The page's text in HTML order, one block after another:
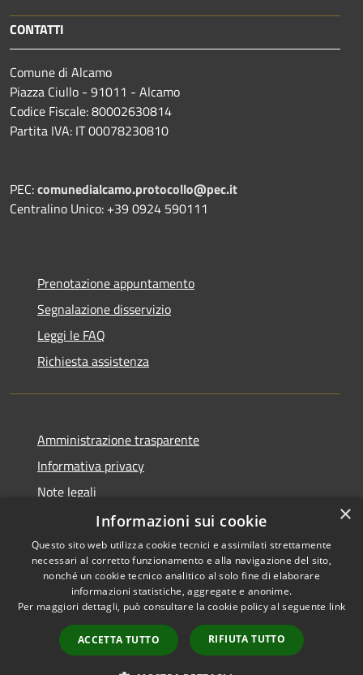
CONTATTI
Comune di Alcamo
Piazza Ciullo - 91011 - Alcamo
Codice Fiscale: 80002630814
Partita IVA: IT 00078230810
PEC:comunedialcamo.protocollo@pec.it
Centralino Unico: +39 0924 590111
Prenotazione appuntamento
Segnalazione disservizio
Leggi le FAQ
Richiesta assistenza
Amministrazione trasparente
Informativa privacy
Note legali
Dichiarazione di accessibilità
RSS
Accessibilità
Copyright © 2026 • Comune di
Alcamo • Powered by
Municipium•
Accesso
redazione
×
Informazioni sui cookie
Questo sito web utilizza cookie tecnici e assimilati strettamente
necessari al corretto funzionamento e alla navigazione del sito,
nonché un cookie tecnico analitico al solo fine di elaborare
informazioni statistiche, aggregate e anonime.
Per maggiori dettagli, può consultare la cookie policy al seguente link
ACCETTA TUTTO RIFIUTA TUTTO